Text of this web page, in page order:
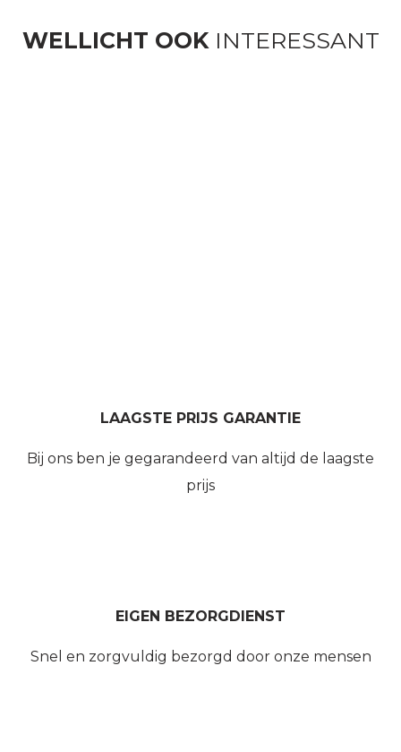
WELLICHT OOKINTERESSANT
LAAGSTE PRIJS GARANTIE
Bij ons ben je gegarandeerd van altijd de laagste
prijs
EIGEN BEZORGDIENST
Snel en zorgvuldig bezorgd door onze mensen